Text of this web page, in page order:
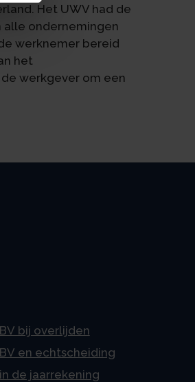
Het UWV had de
alle ondernemingen
werknemer bereid
het
werkgever om een
bij overlijden
en echtscheiding
de jaarrekening